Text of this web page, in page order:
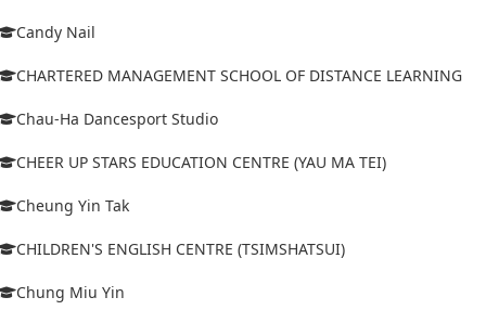
Candy Nail
CHARTERED MANAGEMENT SCHOOL OF DISTANCE LEARNING
Chau-Ha Dancesport Studio
CHEER UP STARS EDUCATION CENTRE (YAU MA TEI)
Cheung Yin Tak
CHILDREN'S ENGLISH CENTRE (TSIMSHATSUI)
Chung Miu Yin